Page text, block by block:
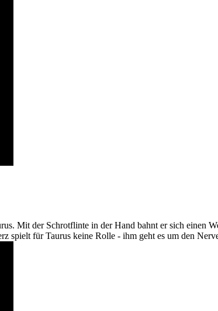
Mit der Schrotflinte in der Hand bahnt er sich einen
spielt für Taurus keine Rolle - ihm geht es um den